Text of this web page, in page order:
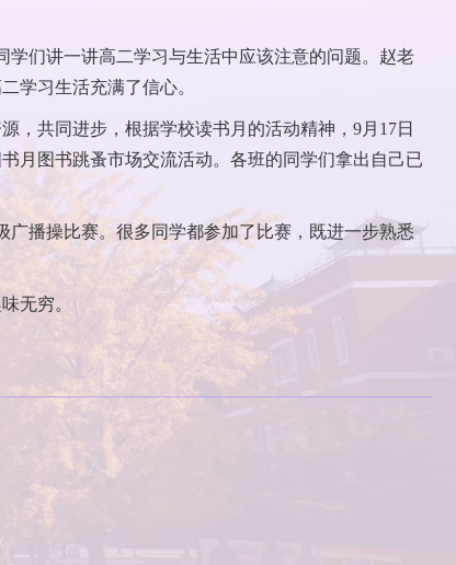
们讲一讲高二学习与生活中应该注意的问题。赵老
学习生活充满了信心。
共同进步，根据学校读书月的活动精神，9月17日
月图书跳蚤市场交流活动。各班的同学们拿出自己已
播操比赛。很多同学都参加了比赛，既进一步熟悉
无穷。